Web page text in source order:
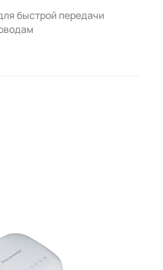
быстрой передачи